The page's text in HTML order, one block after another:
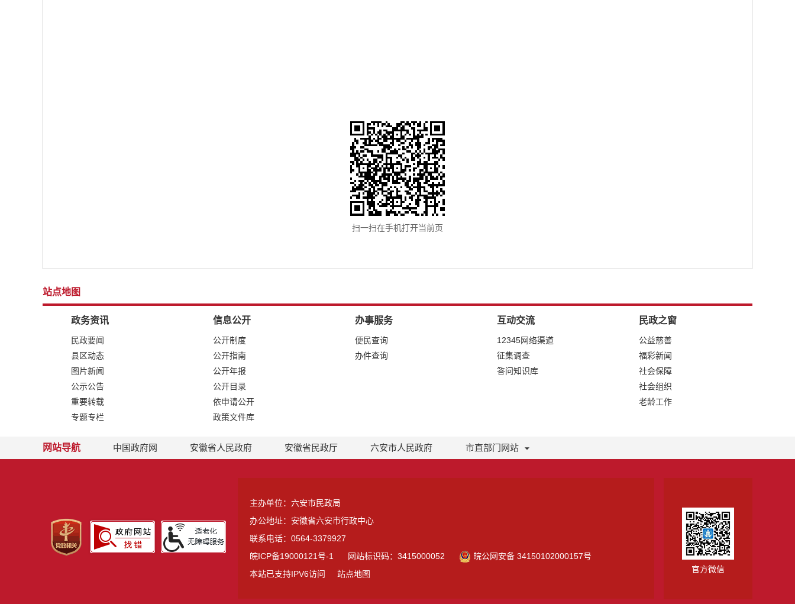
扫一扫在手机打开当前页
站点地图
政务资讯
民政要闻
县区动态
图片新闻
公示公告
重要转载
专题专栏
信息公开
公开制度
公开指南
公开年报
公开目录
依申请公开
政策文件库
办事服务
便民查询
办件查询
互动交流
12345网络渠道
征集调查
答问知识库
民政之窗
公益慈善
福彩新闻
社会保障
社会组织
老龄工作
网站导航 中国政府网 安徽省人民政府 安徽省民政厅 六安市人民政府 市直部门网站
主办单位：六安市民政局
办公地址：安徽省六安市行政中心
联系电话：0564-3379927
皖ICP备19000121号-1
网站标识码：3415000052
皖公网安备 34150102000157号
本站已支持IPV6访问
站点地图 官方微信